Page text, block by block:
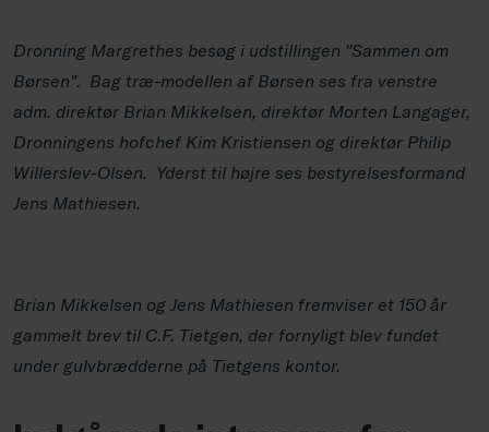
Dronning Margrethes besøg i udstillingen "Sammen om
Børsen". Bag træ-modellen af Børsen ses fra venstre
adm. direktør Brian Mikkelsen, direktør Morten Langager,
Dronningens hofchef Kim Kristiensen og direktør Philip
Willerslev-Olsen. Yderst til højre ses bestyrelsesformand
Jens Mathiesen.
Brian Mikkelsen og Jens Mathiesen fremviser et 150 år
gammelt brev til C.F. Tietgen, der fornyligt blev fundet
under gulvbrædderne på Tietgens kontor.